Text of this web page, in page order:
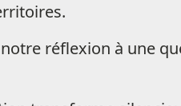
réflexion à une